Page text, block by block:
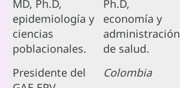
MD, Ph.D,
epidemiología y
ciencias
poblacionales.
Presidente del
Ph.D,
economía y
administración
de salud.
Colombia